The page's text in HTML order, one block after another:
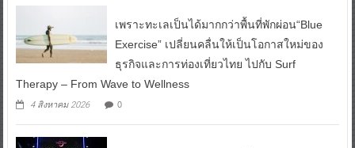
เพราะทะเลเป็นได้มากกว่าพื้นที่พักผ่อน“Blue
Exercise” เปลี่ยนคลื่นให้เป็นโอกาสใหม่ของ
ธุรกิจและการท่องเที่ยวไทย ไปกับ Surf
Therapy – From Wave to Wellness
4 สิงหาคม 2026 0